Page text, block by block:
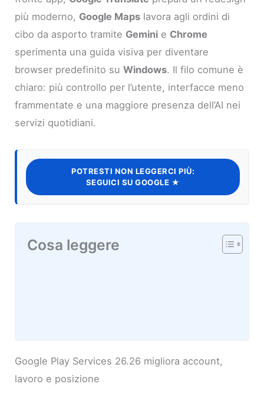
più moderno, Google Maps lavora agli ordini di
cibo da asporto tramite Gemini e Chrome
sperimenta una guida visiva per diventare
browser predefinito suWindows. Il filo comune è
chiaro: più controllo per l’utente, interfacce meno
frammentate e una maggiore presenza dell’AI nei
servizi quotidiani.
POTRESTI NON LEGGERCI PIÙ:
SEGUICI SU GOOGLE ★
Cosa leggere
Google Play Services 26.26 migliora account,
lavoro e posizione